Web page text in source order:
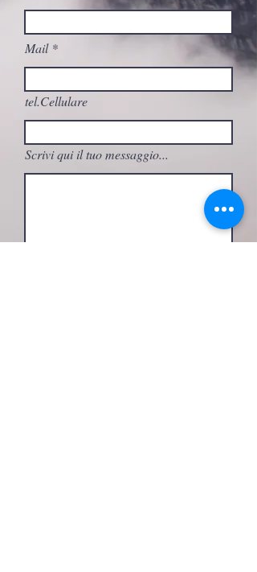
Mail
tel.Cellulare
Scrivi qui il tuo messaggio...